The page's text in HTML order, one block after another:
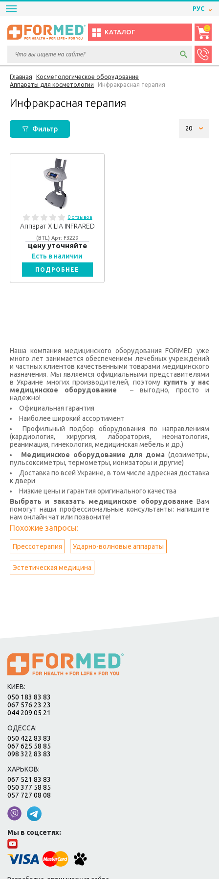
РУС
КАТАЛОГ
0
Главная
Косметологическое оборудование
Аппараты для косметологии
Инфракрасная терапия
Инфракрасная терапия
Фильтр
0 отзывов
Аппарат XILIA INFRARED
(BTL) Арт: F3229
цену уточняйте
Есть в наличии
ПОДРОБНЕЕ
Наша компания медицинского оборудования FORMED уже
много лет занимается обеспечением лечебных учреждений
и частных клиентов качественными товарами медицинского
назначения. Мы являемся официальными представителями
в Украине многих производителей, поэтому купить у нас
медицинское оборудование
– выгодно, просто и
надежно!
Официальная гарантия
Наиболее широкий ассортимент
Профильный подбор оборудования по направлениям
(кардиология, хирургия, лаборатория, неонатология,
реанимация, гинекология, медицинская мебель и др.)
Медицинское оборудование для дома (дозиметры,
пульсоксиметры, термометры, ионизаторы и другие)
Доставка по всей Украине, в том числе адресная доставка
к двери
Низкие цены и гарантия оригинального качества
Выбрать и заказать медицинское оборудование Вам
помогут наши профессиональные консультанты: напишите
нам онлайн чат или позвоните!
Похожие запросы:
Прессотерапия Ударно-волновые аппараты
Эстетическая медицина
КИЕВ:
050 183 83 83
067 576 23 23
044 209 05 21
ОДЕССА:
050 422 83 83
067 625 58 85
098 322 83 83
ХАРЬКОВ:
067 521 83 83
050 377 58 85
057 727 08 08
Мы в соцсетях: